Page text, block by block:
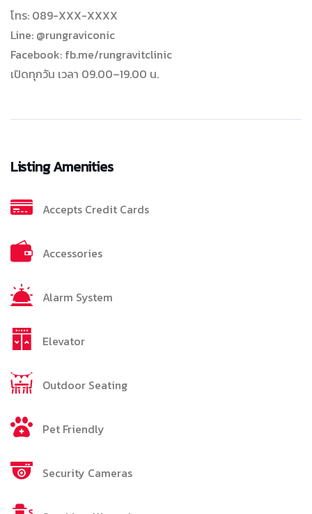
โทร: 089-XXX-XXXX
Line: @rungraviconic
Facebook: fb.me/rungravitclinic
เปิดทุกวัน เวลา 09.00–19.00 น.
Listing Amenities
Accepts Credit Cards
Accessories
Alarm System
Elevator
Outdoor Seating
Pet Friendly
Security Cameras